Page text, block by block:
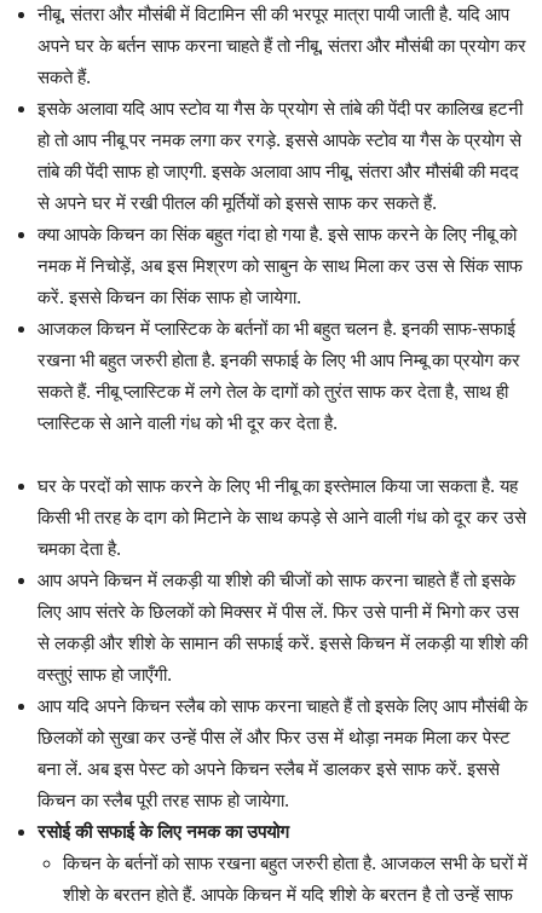
नीबू, संतरा और मौसंबी में विटामिन सी की भरपूर मात्रा पायी जाती है. यदि आप
अपने घर के बर्तन साफ करना चाहते हैं तो नीबू, संतरा और मौसंबी का प्रयोग कर
सकते हैं.
इसके अलावा यदि आप स्टोव या गैस के प्रयोग से तांबे की पेंदी पर कालिख हटनी
हो तो आप नीबू पर नमक लगा कर रगड़े. इससे आपके स्टोव या गैस के प्रयोग से
तांबे की पेंदी साफ हो जाएगी. इसके अलावा आप नीबू, संतरा और मौसंबी की मदद
से अपने घर में रखी पीतल की मूर्तियों को इससे साफ कर सकते हैं.
क्या आपके किचन का सिंक बहुत गंदा हो गया है. इसे साफ करने के लिए नीबू को
नमक में निचोड़ें, अब इस मिश्रण को साबुन के साथ मिला कर उस से सिंक साफ
करें. इससे किचन का सिंक साफ हो जायेगा.
आजकल किचन में प्लास्टिक के बर्तनों का भी बहुत चलन है. इनकी साफ-सफाई
रखना भी बहुत जरुरी होता है. इनकी सफाई के लिए भी आप निम्बू का प्रयोग कर
सकते हैं. नीबू प्लास्टिक में लगे तेल के दागों को तुरंत साफ कर देता है, साथ ही
प्लास्टिक से आने वाली गंध को भी दूर कर देता है.
घर के परदों को साफ करने के लिए भी नीबू का इस्तेमाल किया जा सकता है. यह
किसी भी तरह के दाग को मिटाने के साथ कपड़े से आने वाली गंध को दूर कर उसे
चमका देता है.
आप अपने किचन में लकड़ी या शीशे की चीजों को साफ करना चाहते हैं तो इसके
लिए आप संतरे के छिलकों को मिक्सर में पीस लें. फिर उसे पानी में भिगो कर उस
से लकड़ी और शीशे के सामान की सफाई करें. इससे किचन में लकड़ी या शीशे की
वस्तुएं साफ हो जाएँगी.
आप यदि अपने किचन स्लैब को साफ करना चाहते हैं तो इसके लिए आप मौसंबी के
छिलकों को सुखा कर उन्हें पीस लें और फिर उस में थोड़ा नमक मिला कर पेस्ट
बना लें. अब इस पेस्ट को अपने किचन स्लैब में डालकर इसे साफ करें. इससे
किचन का स्लैब पूरी तरह साफ हो जायेगा.
रसोई की सफाई के लिए नमक का उपयोग
किचन के बर्तनों को साफ रखना बहुत जरुरी होता है. आजकल सभी के घरों में
शीशे के बरतन होते हैं. आपके किचन में यदि शीशे के बरतन है तो उन्हें साफ